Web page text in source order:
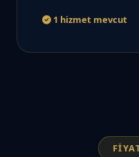
1 hizmet mevcut